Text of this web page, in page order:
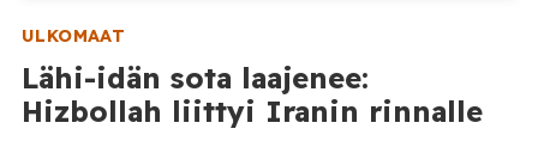
ULKOMAAT
Lähi-idän sota laajenee:
Hizbollah liittyi Iranin rinnalle